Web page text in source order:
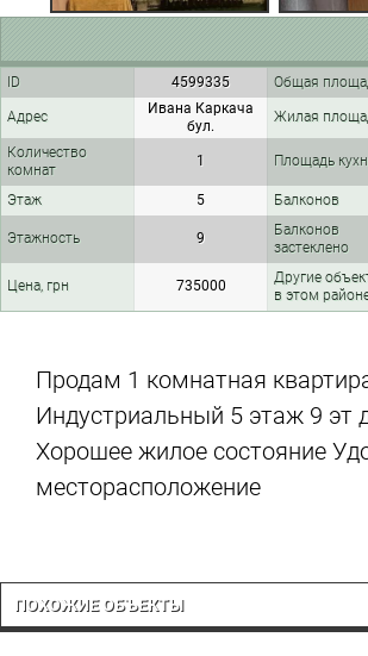
ID 4599335 Общая
Адрес
Ивана Каркача
бул.
Жилая
Количество
комнат
1 Площадь
Этаж 5 Балконов
Этажность 9
Балконов
застеклено
Цена, грн 735000
Другие
в этом
Продам 1 комнатная
Индустриальный 5 этаж 9 эт
Хорошее жилое состояние
месторасположение
ПОХОЖИЕ ОБЪЕКТЫ